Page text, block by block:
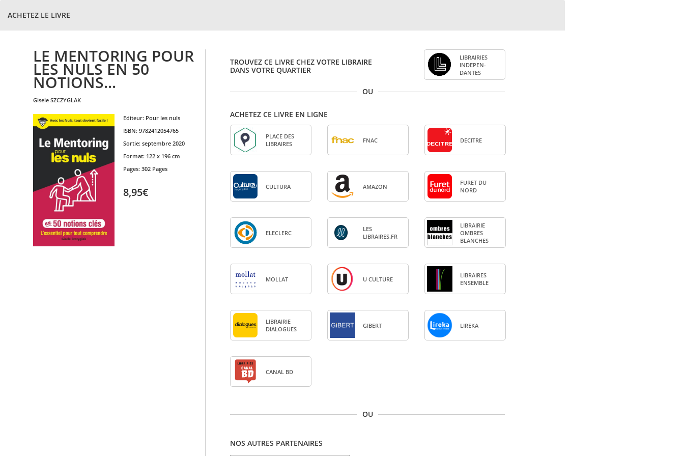
ACHETEZ LE LIVRE
LE MENTORING POUR
LES NULS EN 50
NOTIONS...
gisele SZCZYGLAK
Editeur: Pour les nuls
ISBN: 9782412054765
Sortie: septembre 2020
Format: 122 x 196 cm
Pages: 302 Pages
8,95€
TROUVEZ CE LIVRE CHEZ VOTRE LIBRAIRE
DANS VOTRE QUARTIER
LIBRAI­RIES
INDE­PEN­
DANTES
OU
ACHETEZ CE LIVRE EN LIGNE
PLACE DES
LIBRAIRES
FNAC DECITRE
CULTURA AMA­ZON
FURET DU
NORD
ELE­CLERC
LES
LIBRAIRES.FR
LIBRAI­RIE
OMBRES
BLANCHES
MOL­LAT U CULTURE
LIBRAIRES
ENSEMBLE
LIBRAI­RIE
DIA­LOGUES
GIBERT LIREKA
CANAL BD
OU
NOS AUTRES PARTENAIRES